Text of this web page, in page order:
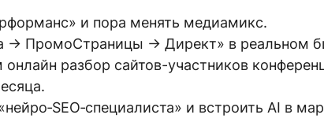
и пора менять медиамикс.
→ ПромоСтраницы → Директ» в реальном
разбор сайтов-участников
и встроить AI в